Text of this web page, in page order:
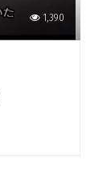
1,390